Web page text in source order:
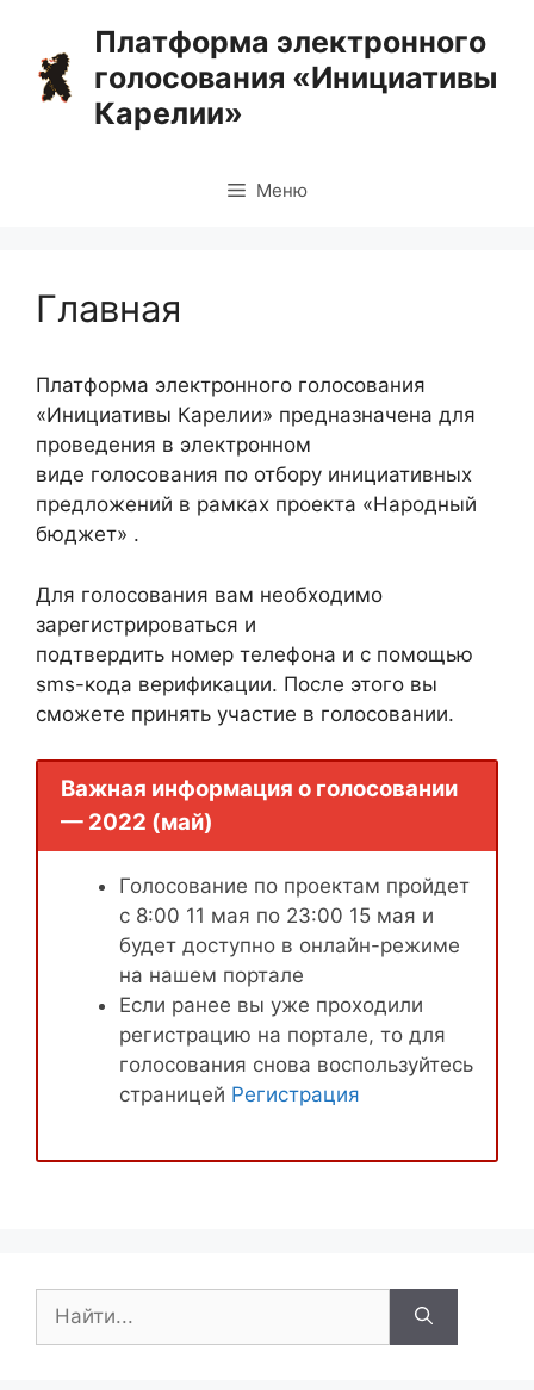
содержимому
Платформа электронного
голосования «Инициативы
Карелии»
Меню
Главная
Платформа электронного голосования
«Инициативы Карелии» предназначена для
проведения в электронном
виде голосования по отбору инициативных
предложений в рамках проекта «Народный
бюджет» .
Для голосования вам необходимо
зарегистрироваться и
подтвердить номер телефона и с помощью
sms-кода верификации. После этого вы
сможете принять участие в голосовании.
Важная информация о голосовании
— 2022 (май)
Голосование по проектам пройдет
с 8:00 11 мая по 23:00 15 мая и
будет доступно в онлайн-режиме
на нашем портале
Если ранее вы уже проходили
регистрацию на портале, то для
голосования снова воспользуйтесь
страницей Регистрация